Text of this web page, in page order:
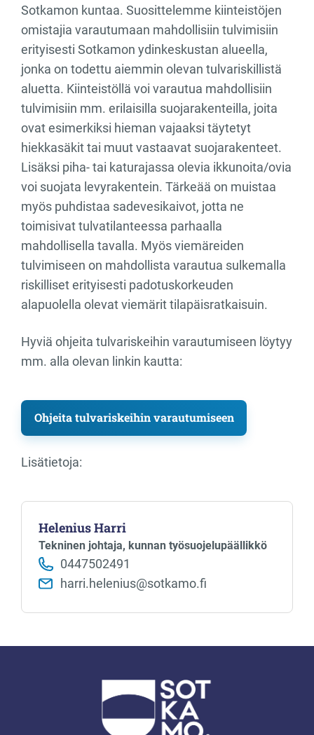
Sotkamon kuntaa. Suosittelemme kiinteistöjen
omistajia varautumaan mahdollisiin tulvimisiin
erityisesti Sotkamon ydinkeskustan alueella,
jonka on todettu aiemmin olevan tulvariskillistä
aluetta. Kiinteistöllä voi varautua mahdollisiin
tulvimisiin mm. erilaisilla suojarakenteilla, joita
ovat esimerkiksi hieman vajaaksi täytetyt
hiekkasäkit tai muut vastaavat suojarakenteet.
Lisäksi piha- tai katurajassa olevia ikkunoita/ovia
voi suojata levyrakentein. Tärkeää on muistaa
myös puhdistaa sadevesikaivot, jotta ne
toimisivat tulvatilanteessa parhaalla
mahdollisella tavalla. Myös viemäreiden
tulvimiseen on mahdollista varautua sulkemalla
riskilliset erityisesti padotuskorkeuden
alapuolella olevat viemärit tilapäisratkaisuin.
Hyviä ohjeita tulvariskeihin varautumiseen löytyy
mm. alla olevan linkin kautta:
Ohjeita tulvariskeihin varautumiseen
Lisätietoja:
Helenius Harri
Tekninen johtaja, kunnan työsuojelupäällikkö
0447502491
harri.helenius@sotkamo.fi